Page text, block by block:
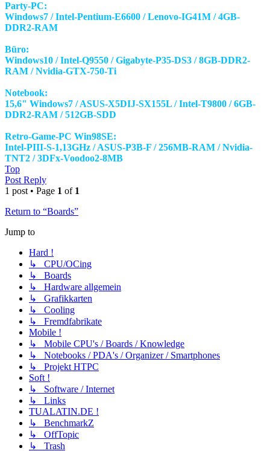
Party-PC:
Windows7 / Intel-Pentium-E6600 / Lenovo-IG41M / 4GB-
DDR2-RAM
Büro:
Windows10 / Intel-Q9550 / Gigabyte-P35-DS3 / 8GB-DDR2-
RAM / Nvidia-GTX-750-Ti
Notebook:
15,6" Windows7 / ASUS-X5DIJ-SX155L / Intel-T9800 / 6GB-
DDR2-RAM / 512GB-SDD
Retro-Game-PC Win98SE:
Intel-PIII-S-1,13GHz / ASUS-P3B-F / 256MB-RAM / Nvidia-
TNT2 / 3DFx-Voodoo2-8MB
Top
Post Reply
1 post • Page 1 of 1
Return to “Boards”
Jump to
Hard !
↳ CPU/OCing
↳ Boards
↳ Hardware allgemein
↳ Grafikkarten
↳ Cooling
↳ Fremdfabrikate
Mobile !
↳ Mobile CPU's / Boards / Knowledge
↳ Notebooks / PDA's / Organizer / Smartphones
↳ Projekt HTPC
Soft !
↳ Software / Internet
↳ Links
TUALATIN.DE !
↳ BenchmarkZ
↳ OffTopic
↳ Trash